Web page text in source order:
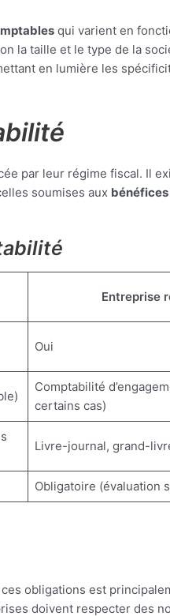
qui varient en
la taille et le type de la
en lumière les
par leur régime fiscal. Il
soumises aux
Entreprise
Oui
Comptabilité
certains cas)
Livre-journal, grand-
Obligatoire (évaluation
obligations est
doivent respecter des